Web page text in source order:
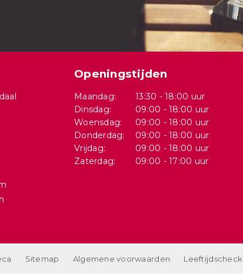
Openingstijden
Maandag:
13:30 - 18:00 uur
Dinsdag:
09:00 - 18:00 uur
Woensdag:
09:00 - 18:00 uur
Donderdag:
09:00 - 18:00 uur
Vrijdag:
09:00 - 18:00 uur
Zaterdag:
09:00 - 17:00 uur
Sitemap Algemene voorwaarden Leeftijdscheck